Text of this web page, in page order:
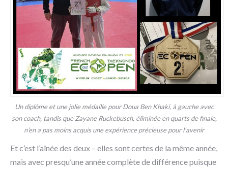
Un diplôme et une jolie médaille pour Doua Ben Khaki, à gauche avec
son coach, tandis que Zayane Ruckebusch, éliminée en quarts de finale,
n’en a pas moins acquis une expérience précieuse pour l’avenir
Et c’est l’aînée des deux – elles sont certes de la même année,
mais avec presqu’une année complète de différence puisque